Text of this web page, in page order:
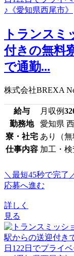
トランスミ
付きの無料
で通勤...
株式会社BREXA
給与 月収例
勤務地
愛知県
寮・社宅 あり（無
仕事内容 加工・検
＼最短45秒で完了
応募へ進む
詳しく
見る